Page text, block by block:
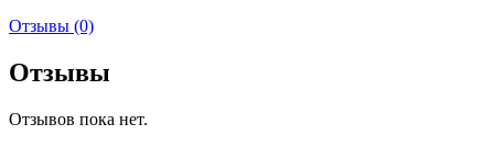
Отзывы (0)
Отзывы
Отзывов пока нет.